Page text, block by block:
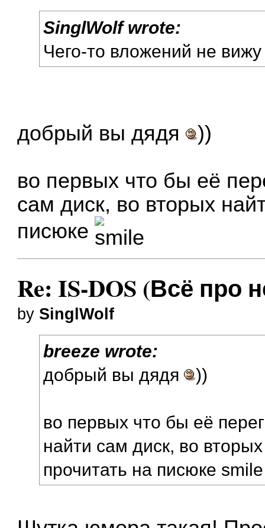
SinglWolf wrote:
Чего-то вложений не вижу
добрый вы дядя ))
во первых что бы её
сам диск, во вторых
писюке
Re: IS-DOS (Всё про
by SinglWolf
breeze wrote:
добрый вы дядя ))
во первых что бы её
найти сам диск, во
прочитать на писюке smile